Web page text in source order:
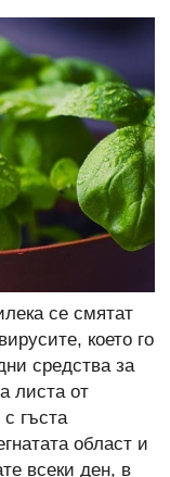
се смятат
което го
средства за
листа от
гъста
област и
всеки ден, в